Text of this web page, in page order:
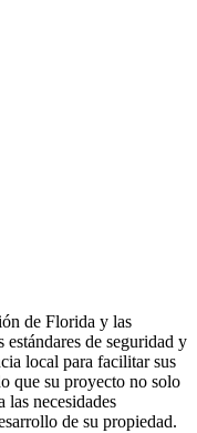
de Florida y las
de seguridad y
local para facilitar sus
que su proyecto no solo
las necesidades
de su propiedad.